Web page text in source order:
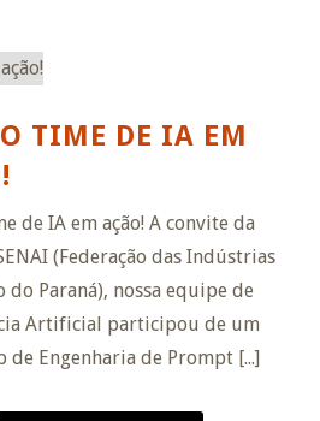
TIME DE IA EM
de IA em ação! A convite da
(Federação das Indústrias
do Paraná), nossa equipe de
Artificial participou de um
de Engenharia de Prompt [...]